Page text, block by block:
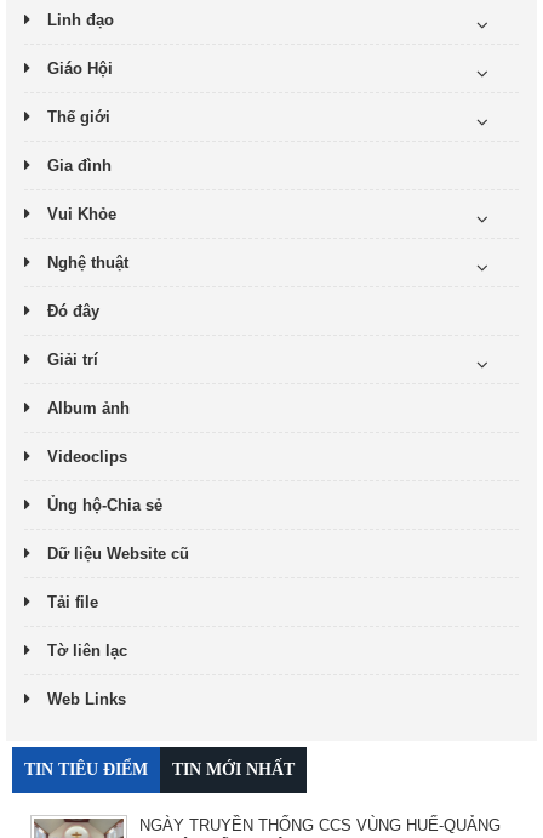
Linh đạo
Giáo Hội
Thế giới
Gia đình
Vui Khỏe
Nghệ thuật
Đó đây
Giải trí
Album ảnh
Videoclips
Ủng hộ-Chia sẻ
Dữ liệu Website cũ
Tải file
Tờ liên lạc
Web Links
TIN TIÊU ĐIỂM TIN MỚI NHẤT
NGÀY TRUYỀN THỐNG CCS VÙNG HUẾ-QUẢNG